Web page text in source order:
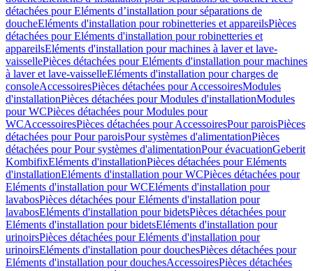
détachées pour Eléments d’installation pour séparations de
doucheEléments d'installation pour robinetteries et appareilsPièces
détachées pour Eléments d'installation pour robinetteries et
appareilsEléments d'installation pour machines à laver et lave-
vaissellePièces détachées pour Eléments d'installation pour machines
à laver et lave-vaisselleEléments d'installation pour charges de
consoleAccessoiresPièces détachées pour AccessoiresModules
d'installationPièces détachées pour Modules d'installationModules
pour WCPièces détachées pour Modules pour
WCAccessoiresPièces détachées pour AccessoiresPour paroisPièces
détachées pour Pour paroisPour systèmes d'alimentationPièces
détachées pour Pour systèmes d'alimentationPour évacuationGeberit
KombifixEléments d'installationPièces détachées pour Eléments
d'installationEléments d'installation pour WCPièces détachées pour
Eléments d'installation pour WCEléments d'installation pour
lavabosPièces détachées pour Eléments d'installation pour
lavabosEléments d'installation pour bidetsPièces détachées pour
Eléments d'installation pour bidetsEléments d'installation pour
urinoirsPièces détachées pour Eléments d'installation pour
urinoirsEléments d'installation pour douchesPièces détachées pour
Eléments d'installation pour douchesAccessoiresPièces détachées